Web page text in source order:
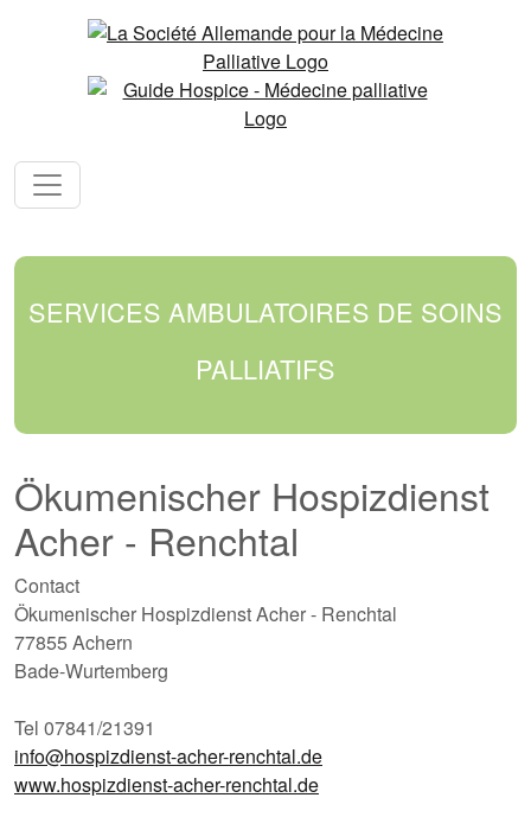
SERVICES AMBULATOIRES DE SOINS
PALLIATIFS
Ökumenischer Hospizdienst
Acher - Renchtal
Contact
Ökumenischer Hospizdienst Acher - Renchtal
77855 Achern
Bade-Wurtemberg
Tel 07841/21391
info@hospizdienst-acher-renchtal.de
www.hospizdienst-acher-renchtal.de